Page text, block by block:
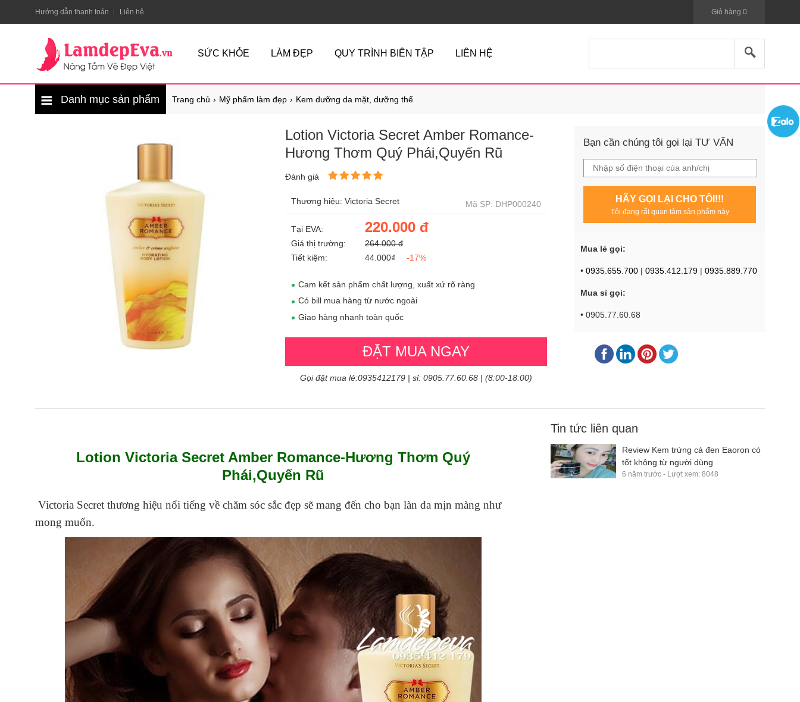
Hướng dẫn thanh toán Liên hệ Giỏ hàng 0
SỨC KHỎE LÀM ĐẸP QUY TRÌNH BIÊN TẬP LIÊN HỆ
Danh mục sản phẩm Trang chủ Mỹ phẩm làm đẹp Kem dưỡng da mặt, dưỡng thể
Lotion Victoria Secret Amber Romance-
Hương Thơm Quý Phái,Quyến Rũ
Đánh giá
Thương hiệu: Victoria Secret Mã SP: DHP000240
Tại EVA: 220.000 đ
Giá thị trường:
264.000 đ
Tiết kiệm:
44.000₫ -17%
Cam kết sản phẩm chất lượng, xuất xứ rõ ràng
Có bill mua hàng từ nước ngoài
Giao hàng nhanh toàn quốc
ĐẶT MUA NGAY
Gọi đặt mua lẻ:0935412179 | sỉ: 0905.77.60.68 | (8:00-18:00)
Bạn cần chúng tôi gọi lại TƯ VẤN
HÃY GỌI LẠI CHO TÔI!!!
Tôi đang rất quan tâm sản phẩm này
Mua lẻ gọi:
• 0935.655.700 | 0935.412.179 | 0935.889.770
Mua sỉ gọi:
• 0905.77.60.68
Lotion Victoria Secret Amber Romance-Hương Thơm Quý
Phái,Quyến Rũ
Victoria Secret thương hiệu nổi tiếng về chăm sóc sắc đẹp sẽ mang đến cho bạn làn da mịn màng như
mong muốn.
Tin tức liên quan
Review Kem trứng cá đen Eaoron có
tốt không từ người dùng
6 năm trước - Lượt xem: 8048